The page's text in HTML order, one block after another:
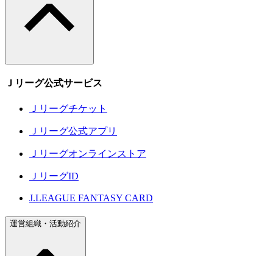
Ｊリーグ公式サービス
Ｊリーグチケット
Ｊリーグ公式アプリ
Ｊリーグオンラインストア
ＪリーグID
J.LEAGUE FANTASY CARD
運営組織・活動紹介